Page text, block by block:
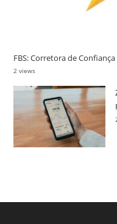
FBS: Corretora de
2 views